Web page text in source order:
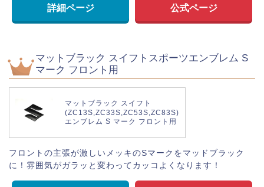
詳細ページ 公式ページ
マットブラック スイフトスポーツエンブレム S
マーク フロント用
マットブラック スイフト
(ZC13S,ZC33S,ZC53S,ZC83S)
エンブレム S マーク フロント用
フロントの主張が激しいメッキのSマークをマッドブラック
に！雰囲気がガラッと変わってカッコよくなります！